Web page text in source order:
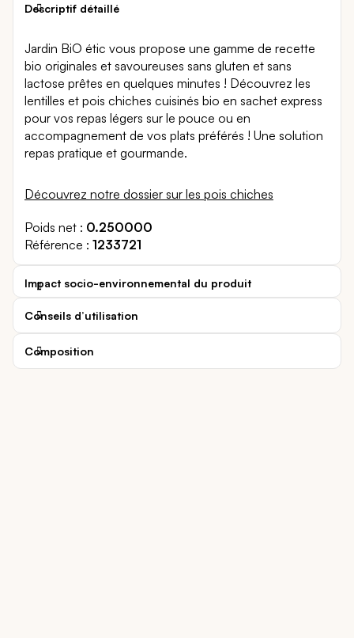
Descriptif détaillé
Jardin BiO étic vous propose une gamme de recette
bio originales et savoureuses sans gluten et sans
lactose prêtes en quelques minutes ! Découvrez les
lentilles et pois chiches cuisinés bio en sachet express
pour vos repas légers sur le pouce ou en
accompagnement de vos plats préférés ! Une solution
repas pratique et gourmande.
Découvrez notre dossier sur les pois chiches
Poids net
0.250000
Référence
1233721
Impact socio-environnemental du produit
Conseils d’utilisation
Composition